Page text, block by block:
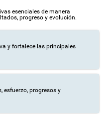
esenciales de manera
progreso y evolución.
y fortalece las principales
esfuerzo, progresos y